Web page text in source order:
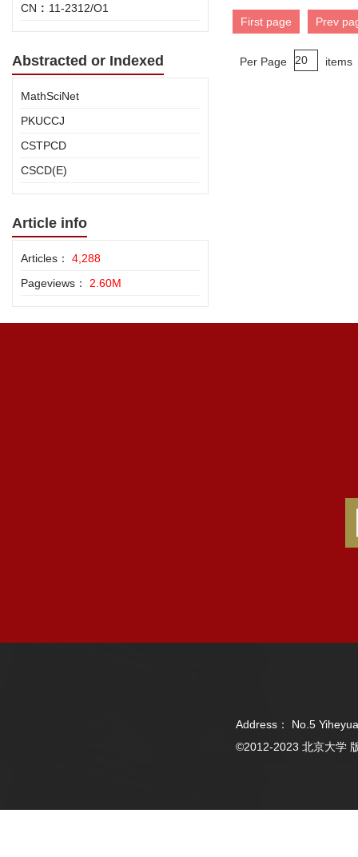
CN : 11-2312/O1
Abstracted or Indexed
MathSciNet
PKUCCJ
CSTPCD
CSCD(E)
Article info
Articles： 4,288
Pageviews： 2.60M
First page Prev
Per Page items
Address： No.5
©2012-2023 北京大学